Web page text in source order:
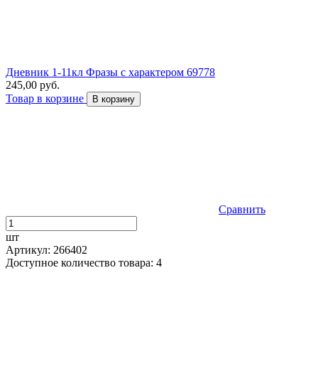
Дневник 1-11кл Фразы с характером 69778
245,00 руб.
Товар в корзине
В корзину
Сравнить
шт
Артикул: 266402
Доступное количество товара: 4